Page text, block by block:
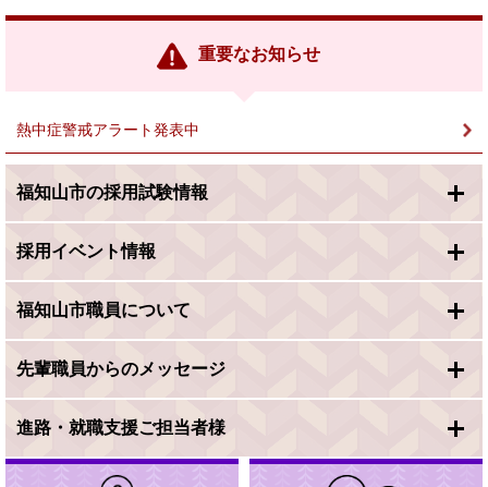
リ
重要なお知らせ
熱中症警戒アラート発表中
福知山市の採用試験情報
採用イベント情報
福知山市職員について
先輩職員からのメッセージ
進路・就職支援ご担当者様